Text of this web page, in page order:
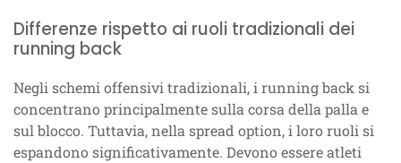
Differenze rispetto ai ruoli tradizionali dei
running back
Negli schemi offensivi tradizionali, i running back si
concentrano principalmente sulla corsa della palla e
sul blocco. Tuttavia, nella spread option, i loro ruoli si
espandono significativamente. Devono essere atleti